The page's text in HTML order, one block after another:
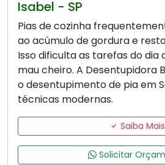
Isabel - SP
Pias de cozinha
ao acúmulo de gordura e
Isso dificulta as tarefas do dia
mau cheiro. A Desentupidora
o desentupimento de pia em
técnicas modernas.
Saiba Mais
Solicitar